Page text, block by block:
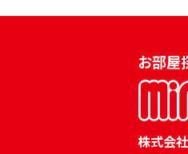
お部屋
株式会